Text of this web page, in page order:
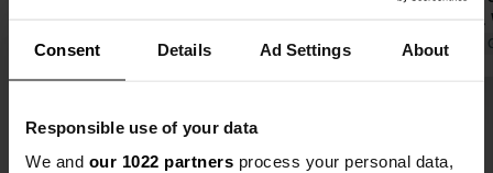
Consent Details Ad Settings About
Responsible use of your data
We and our 1022 partners process your personal data,
in
auf die
Übersetzt von
Alle 13 Bewertungen anzeigen